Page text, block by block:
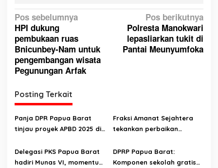
N
a
v
i
g
a
s
i
p
s
Pos sebelumnya
HPI dukung
pembukaan ruas
Bnicunbey-Nam untuk
pengembangan wisata
Pegunungan Arfak
Pos berikutnya
Polresta Manokwari
lepasliarkan tukit di
Pantai Meunyumfoka
Posting Terkait
Panja DPR Papua Barat
tinjau proyek APBD 2025 di
Bintuni
Fraksi Amanat Sejahtera
tekankan perbaikan
optimalisasi PAD di APBD
2026 Papua Barat
Delegasi PKS Papua Barat
hadiri Munas VI, momentum
DPRP Papua Barat:
Komponen sekolah gratis